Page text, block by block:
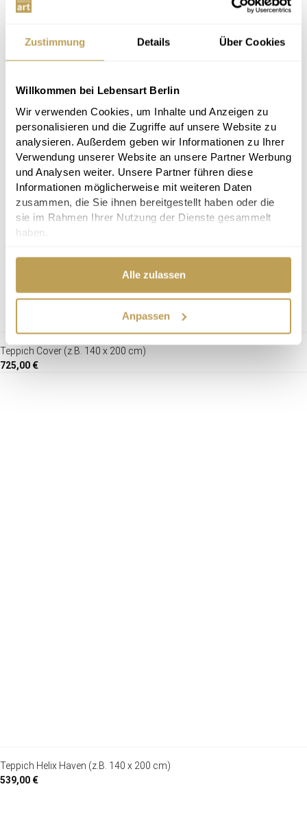
Zustimmung Details Über Cookies
Willkommen bei Lebensart Berlin
Wir verwenden Cookies, um Inhalte und Anzeigen zu
personalisieren und die Zugriffe auf unsere Website zu
analysieren. Außerdem geben wir Informationen zu Ihrer
Verwendung unserer Website an unsere Partner Werbung
und Analysen weiter. Unsere Partner führen diese
Informationen möglicherweise mit weiteren Daten
zusammen, die Sie ihnen bereitgestellt haben oder die
sie im Rahmen Ihrer Nutzung der Dienste gesammelt
haben.
Alle zulassen
Anpassen
Teppich Cover (z.B. 140 x 200 cm)
725,00 €
Teppich Helix Haven (z.B. 140 x 200 cm)
539,00 €